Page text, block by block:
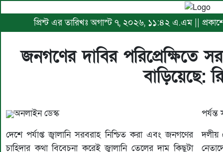
প্রিন্ট এর তারিখঃ অগাস্ট ৭, ২০২৬, ১১:৪২ এ.এম ||
জনগণের দাবির পরিপ্রেক্ষিতে
বাড়িয়েছে:
অনলাইন ডেস্ক
দেশে পর্যাপ্ত জ্বালানি সরবরাহ নিশ্চিত করা এবং জনগণের
চাহিদার কথা বিবেচনা করেই জ্বালানি তেলের দাম কিছুটা
পর্যন্ত
দলীয়